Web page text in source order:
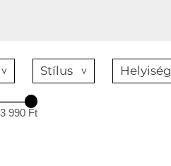
Stílus Helyiség
990 Ft